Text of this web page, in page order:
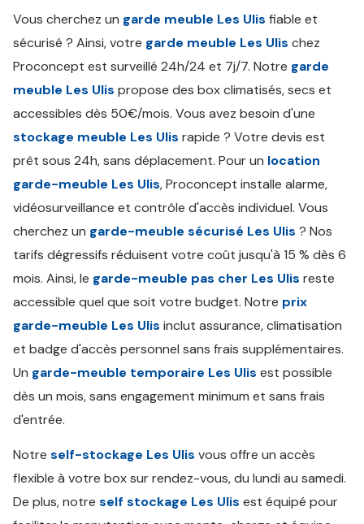
Vous cherchez un garde meuble Les Ulis fiable et
sécurisé ? Ainsi, votre garde meuble Les Ulis chez
Proconcept est surveillé 24h/24 et 7j/7. Notre garde
meuble Les Ulis propose des box climatisés, secs et
accessibles dès 50€/mois. Vous avez besoin d'une
stockage meuble Les Ulis rapide ? Votre devis est
prêt sous 24h, sans déplacement. Pour un location
garde-meuble Les Ulis, Proconcept installe alarme,
vidéosurveillance et contrôle d'accès individuel. Vous
cherchez un garde-meuble sécurisé Les Ulis ? Nos
tarifs dégressifs réduisent votre coût jusqu'à 15 % dès 6
mois. Ainsi, le garde-meuble pas cher Les Ulis reste
accessible quel que soit votre budget. Notre prix
garde-meuble Les Ulis inclut assurance, climatisation
et badge d'accès personnel sans frais supplémentaires.
Un garde-meuble temporaire Les Ulis est possible
dès un mois, sans engagement minimum et sans frais
d'entrée.
Notre self-stockage Les Ulis vous offre un accès
flexible à votre box sur rendez-vous, du lundi au samedi.
De plus, notre self stockage Les Ulis est équipé pour